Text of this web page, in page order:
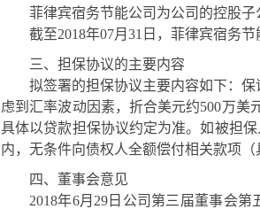
菲律宾宿务节能公司为公司的控股子
截至2018年07月 31日，菲律宾宿务节
三、 担保协议的主要内容
拟签署的担保协议主要内容如下：
虑到汇率波动因素，折合美元约500万美
具体以贷款担保协议约定为准。如被担
内，无条件向债权人全额偿付相关款项（
四、董事会意见
2018年6月29日公司第三届董事会